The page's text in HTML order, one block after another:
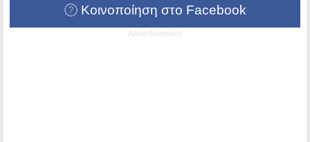
Κοινοποίηση στο Facebook
Advertisement